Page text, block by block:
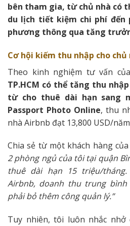
bên tham gia, từ chủ nhà có
du lịch tiết kiệm chi phí
phương thông qua tăng
Cơ hội kiếm thu nhập cho chủ
Theo kinh nghiệm tư vấn
TP.HCM có thể tăng thu
từ cho thuê dài hạn sang
Passport Photo Online, thu
nhà Airbnb đạt 13,800 USD/
Chia sẻ từ một khách hàng của
2 phòng ngủ của tôi tại quận
thuê dài hạn 15 triệu/
Airbnb, doanh thu trung
phải bỏ thêm công quản lý.”
Tuy nhiên, tôi luôn nhắc nhở